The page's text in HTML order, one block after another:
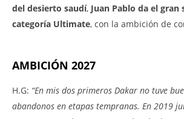
del desierto saudí, Juan Pablo da el gran
categoría Ultimate, con la ambición de
AMBICIÓN 2027
H.G: “En mis dos primeros Dakar no tuve
abandonos en etapas tempranas. En 2019